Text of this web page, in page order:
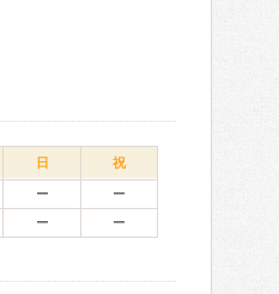
日 祝
ー
ー
ー ー